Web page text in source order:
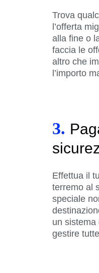
Trova
l’offerta
alla fine o
faccia le
altro che
l’importo
3.
Effettua il
terremo al
speciale
un sistema
gestire